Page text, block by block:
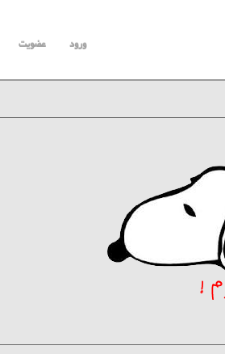
ورود عضویت